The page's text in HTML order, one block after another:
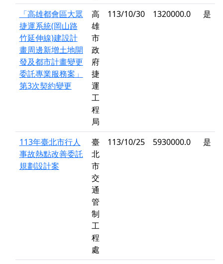
「高雄都會區大眾
捷運系統(岡山路
竹延伸線)建設計
畫周邊新增土地開
發及都市計畫變更
委託專業服務案」
第3次契約變更
高
雄
市
政
府
捷
運
工
程
局
113/10/30 1320000.0 是
113年臺北市行人
事故熱點改善委託
規劃設計案
臺
北
市
交
通
管
制
工
程
處
113/10/25 5930000.0 是